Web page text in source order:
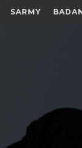
SARMY